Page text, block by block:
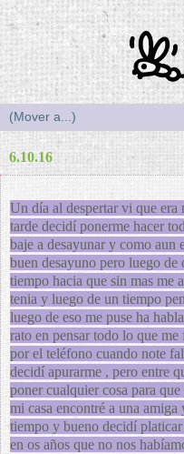
6.10.16
Un día al despertar vi que
tarde decidí ponerme hacer
baje a desayunar y como aun
buen desayuno pero luego de
tiempo hacia que sin mas me
tenia y luego de un tiempo
luego de eso me puse ha
rato en pensar todo lo que
por el teléfono cuando note
decidí apurarme , pero entre
poner cualquier cosa para
mi casa encontré a una
tiempo y bueno decidí
en os años que no nos